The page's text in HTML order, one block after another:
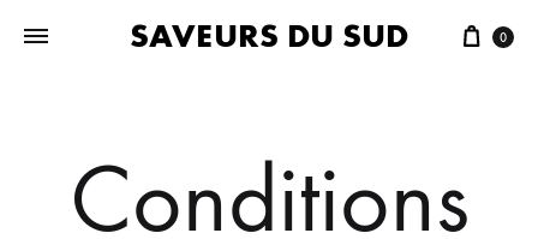
SAVEURS DU SUD 0
Conditions